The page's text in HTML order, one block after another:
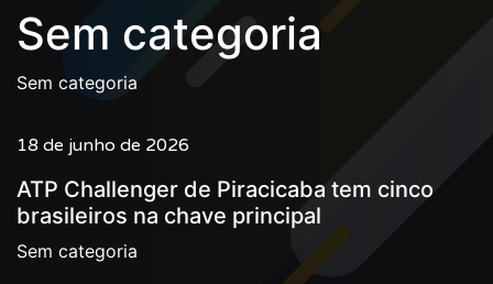
Sem categoria
Sem categoria
18 de junho de 2026
ATP Challenger de Piracicaba tem cinco
brasileiros na chave principal
Sem categoria